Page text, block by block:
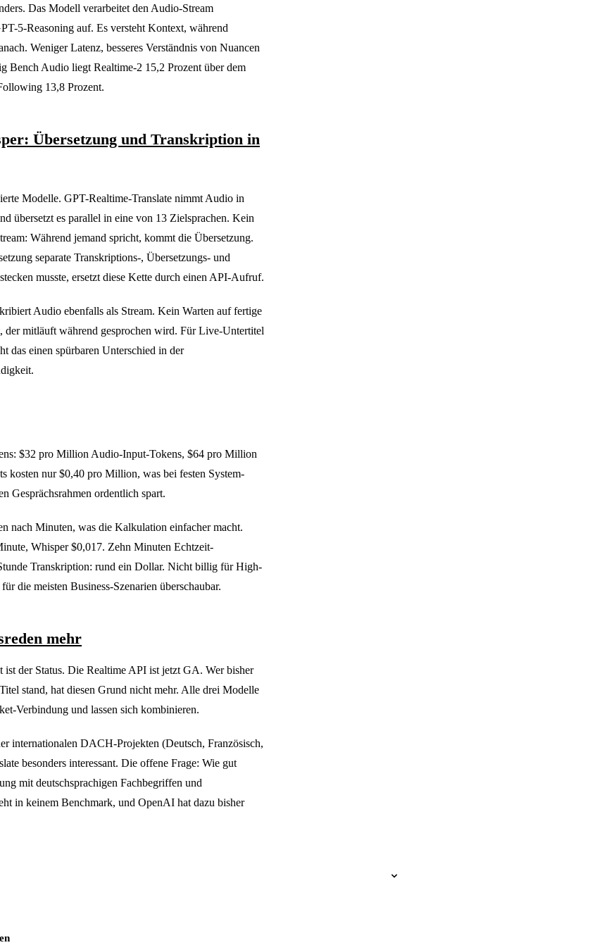
Das Modell verarbeitet den Audio-Stream
5-Reasoning auf. Es versteht Kontext, während
Weniger Latenz, besseres Verständnis von Nuancen
Bench Audio liegt Realtime-2 15,2 Prozent über dem
13,8 Prozent.
Übersetzung und Transkription in
Modelle. GPT-Realtime-Translate nimmt Audio in
übersetzt es parallel in eine von 13 Zielsprachen. Kein
Während jemand spricht, kommt die Übersetzung.
separate Transkriptions-, Übersetzungs- und
musste, ersetzt diese Kette durch einen API-Aufruf.
Audio ebenfalls als Stream. Kein Warten auf fertige
der mitläuft während gesprochen wird. Für Live-Untertitel
das einen spürbaren Unterschied in der
$32 pro Million Audio-Input-Tokens, $64 pro Million
kosten nur $0,40 pro Million, was bei festen System-
Gesprächsrahmen ordentlich spart.
nach Minuten, was die Kalkulation einfacher macht.
Whisper $0,017. Zehn Minuten Echtzeit-
Transkription: rund ein Dollar. Nicht billig für High-
die meisten Business-Szenarien überschaubar.
mehr
der Status. Die Realtime API ist jetzt GA. Wer bisher
stand, hat diesen Grund nicht mehr. Alle drei Modelle
Verbindung und lassen sich kombinieren.
internationalen DACH-Projekten (Deutsch, Französisch,
besonders interessant. Die offene Frage: Wie gut
mit deutschsprachigen Fachbegriffen und
in keinem Benchmark, und OpenAI hat dazu bisher